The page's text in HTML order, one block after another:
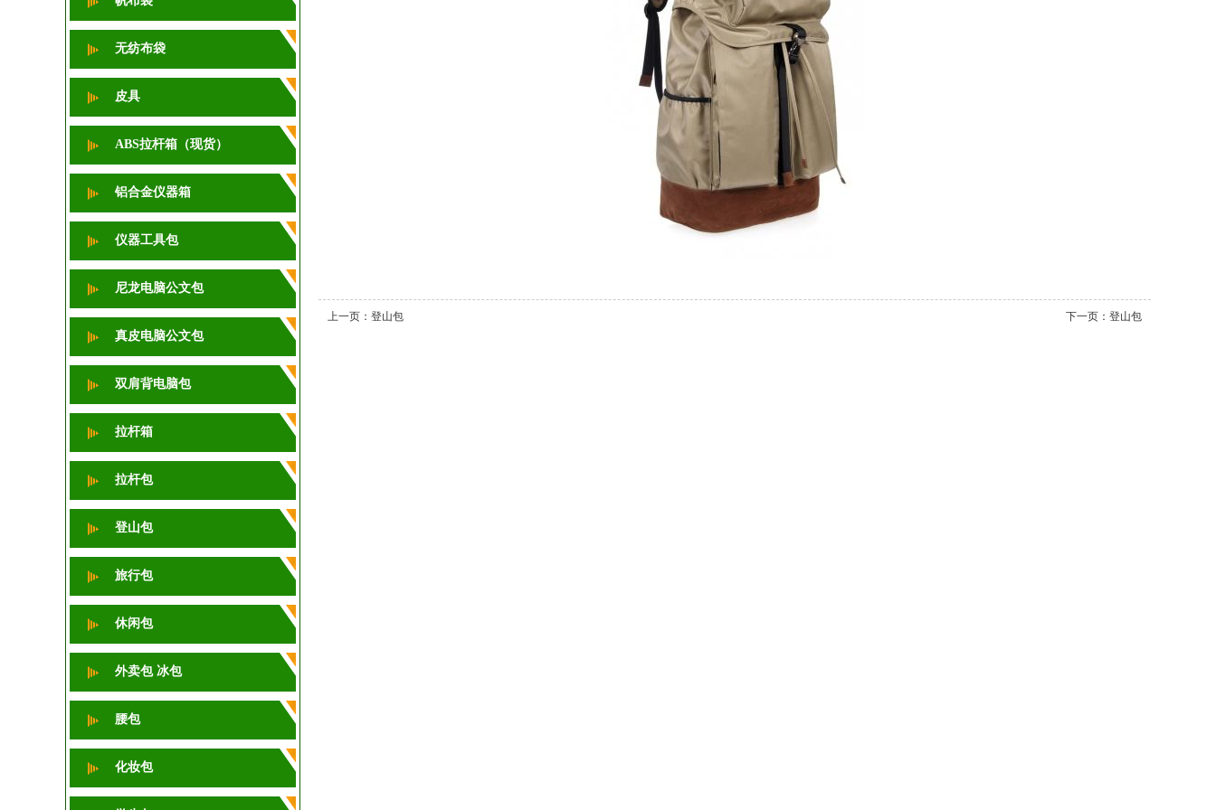
无纺布袋
皮具
ABS拉杆箱（现货）
铝合金仪器箱
仪器工具包
尼龙电脑公文包
真皮电脑公文包
双肩背电脑包
拉杆箱
拉杆包
登山包
旅行包
休闲包
外卖包 冰包
腰包
化妆包
上一页： 登山包 下一页： 登山包